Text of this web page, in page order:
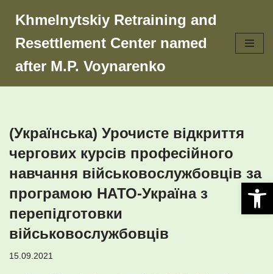
to
content
Khmelnytskiy Retraining and
Resettlement Center named
after M.P. Voynarenko
(Українська) Урочисте відкриття
чергових курсів професійного
навчання військовослужбовців за
програмою НАТО-Україна з
перепідготовки
військовослужбовців
15.09.2021